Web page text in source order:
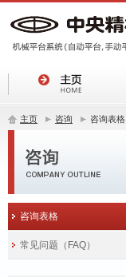
主页 咨询 咨询表格
咨询表格
常见问题（FAQ）